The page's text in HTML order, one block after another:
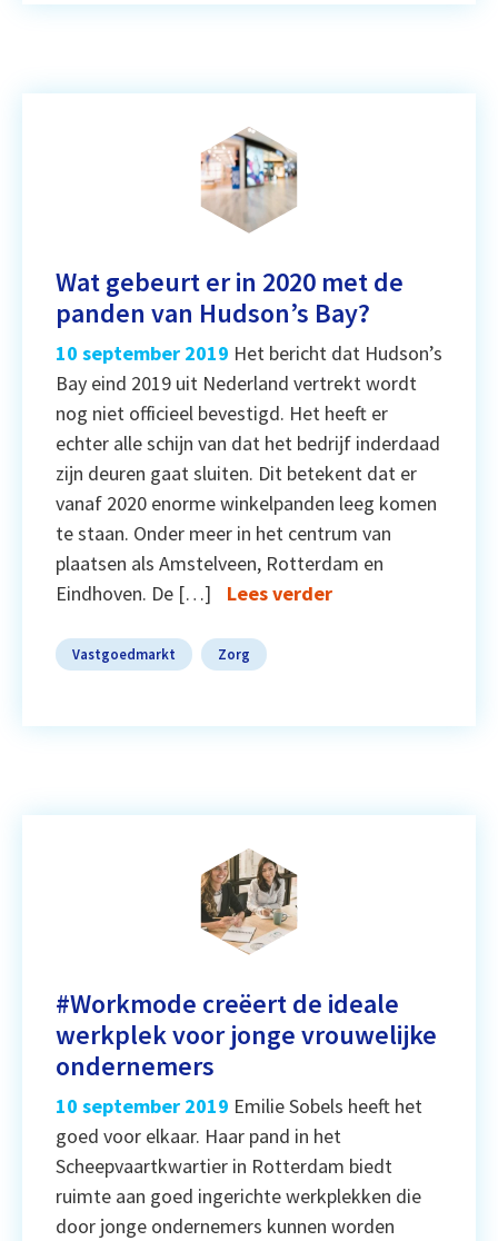
Wat gebeurt er in 2020 met de
panden van Hudson’s Bay?
10 september 2019 Het bericht dat Hudson’s
Bay eind 2019 uit Nederland vertrekt wordt
nog niet officieel bevestigd. Het heeft er
echter alle schijn van dat het bedrijf inderdaad
zijn deuren gaat sluiten. Dit betekent dat er
vanaf 2020 enorme winkelpanden leeg komen
te staan. Onder meer in het centrum van
plaatsen als Amstelveen, Rotterdam en
Eindhoven. De […]
Lees verder
Vastgoedmarkt Zorg
#Workmode creëert de ideale
werkplek voor jonge vrouwelijke
ondernemers
10 september 2019 Emilie Sobels heeft het
goed voor elkaar. Haar pand in het
Scheepvaartkwartier in Rotterdam biedt
ruimte aan goed ingerichte werkplekken die
door jonge ondernemers kunnen worden